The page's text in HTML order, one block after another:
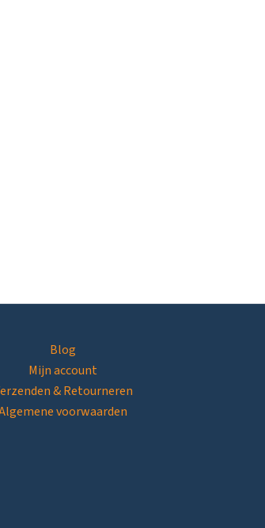
Blog
Mijn account
& Retourneren
voorwaarden